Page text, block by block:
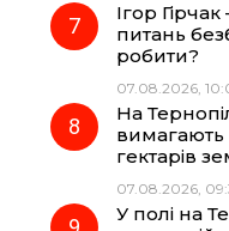
Ігор
питань
робити?
07.08.2026,
На
вимагають
гектарів
07.08.2026,
У полі на